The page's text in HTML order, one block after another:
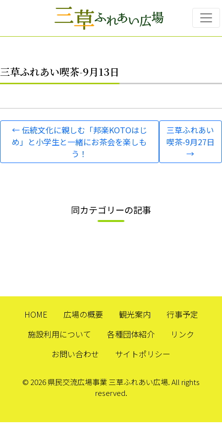
三草ふれあい喫茶-9月13日
←伝統文化に親しむ「邦楽KOTOはじ
め」と小学生と一緒にお茶会を楽しも
う！
三草ふれあい
喫茶-9月27日
→
同カテゴリーの記事
HOME 広場の概要 観光案内
行事予定
施設利用について
各種団体紹介
リンク
お問い合わせ
サイトポリシー
© 2026 県民交流広場事業 三草ふれあい広場. All rights
reserved.